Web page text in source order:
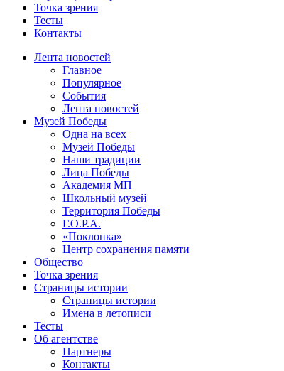
Точка зрения
Тесты
Контакты
Лента новостей
Главное
Популярное
События
Лента новостей
Музей Победы
Одна на всех
Музей Победы
Наши традиции
Лица Победы
Академия МП
Школьный музей
Территория Победы
Г.О.Р.А.
«Поклонка»
Центр сохранения памяти
Общество
Точка зрения
Страницы истории
Страницы истории
Имена в летописи
Тесты
Об агентстве
Партнеры
Контакты